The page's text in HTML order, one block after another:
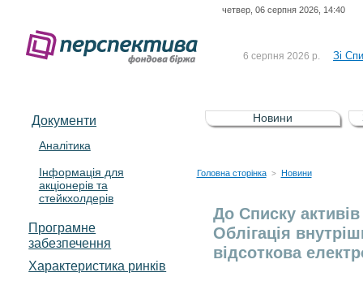
четвер, 06 серпня 2026, 14:40
6 серпня 2026 р. Зі
5 серпня 2026 р.
Зі
UA4000232607)
4 серпня 2026 р.
Документи
Аналітика
Інформація для
акціонерів та
стейкхолдерів
Програмне
забезпечення
Характеристика pинків
Новини
Головна сторінка > Новини
До Списку
Облігація
відсоткова